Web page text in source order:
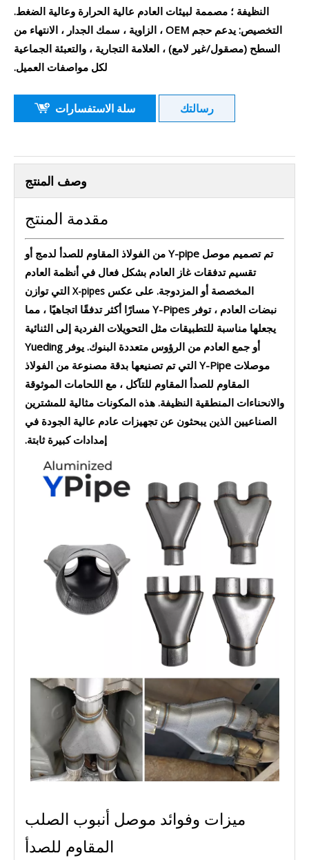
النظيفة ؛ مصممة لبيئات العادم عالية الحرارة وعالية الضغط.
التخصيص: يدعم حجم OEM ، الزاوية ، سمك الجدار ، الانتهاء من
السطح (مصقول/غير لامع) ، العلامة التجارية ، والتعبئة الجماعية
لكل مواصفات العميل.
رسالتك سلة الاستفسارات
وصف المنتج
مقدمة المنتج
تم تصميم موصل Y-pipe من الفولاذ المقاوم للصدأ لدمج أو
تقسيم تدفقات غاز العادم بشكل فعال في أنظمة العادم
المخصصة أو المزدوجة. على عكس X-pipes التي توازن
نبضات العادم ، توفر Y-Pipes مسارًا أكثر تدفقًا اتجاهيًا ، مما
يجعلها مناسبة للتطبيقات مثل التحويلات الفردية إلى الثنائية
أو جمع العادم من الرؤوس متعددة البنوك. يوفر Yueding
موصلات Y-Pipe التي تم تصنيعها بدقة مصنوعة من الفولاذ
المقاوم للصدأ المقاوم للتآكل ، مع اللحامات الموثوقة
والانحناءات المنطقية النظيفة. هذه المكونات مثالية للمشترين
الصناعيين الذين يبحثون عن تجهيزات عادم عالية الجودة في
إمدادات كبيرة ثابتة.
ميزات وفوائد موصل أنبوب الصلب
المقاوم للصدأ